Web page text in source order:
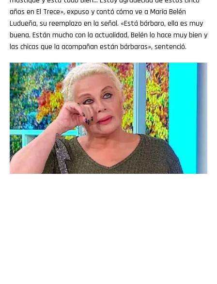
años en El Trece», expuso y contó cómo ve a María Belén
Ludueña, su reemplazo en la señal. «Está bárbaro, ella es muy
buena. Están mucho con la actualidad, Belén lo hace muy bien y
las chicas que la acompañan están bárbaras», sentenció.